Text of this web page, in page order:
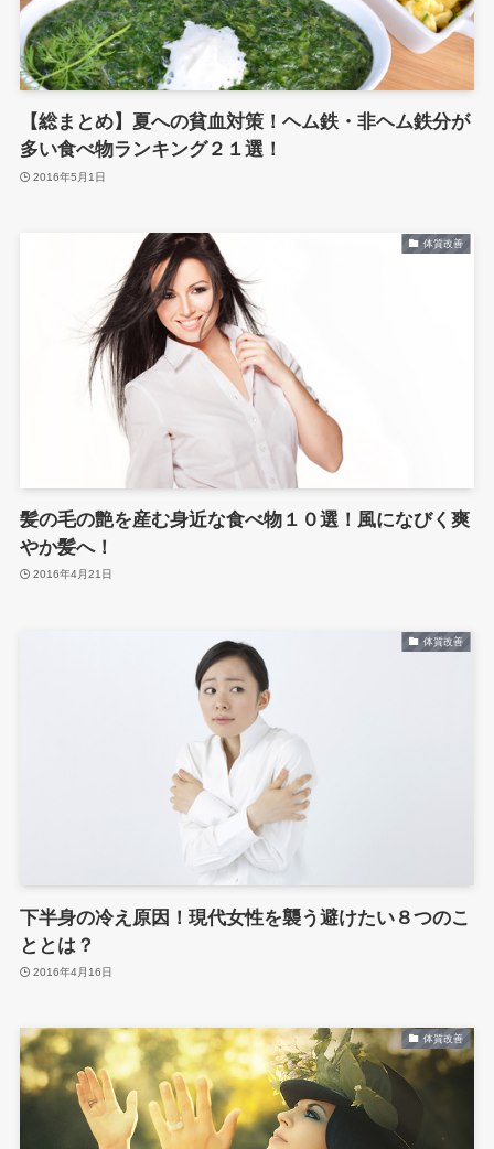
【総まとめ】夏への貧血対策！ヘム鉄・非ヘム鉄分が
多い食べ物ランキング２１選！
2016年5月1日
体質改善
髪の毛の艶を産む身近な食べ物１０選！風になびく爽
やか髪へ！
2016年4月21日
体質改善
下半身の冷え原因！現代女性を襲う避けたい８つのこ
ととは？
2016年4月16日
体質改善